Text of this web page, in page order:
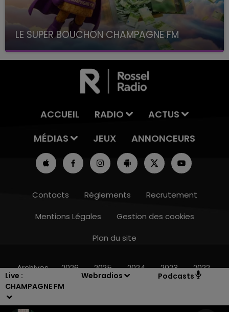
Live :
CHAMPAGNE FM
Webradios Podcasts
10h00 - 14h00
LE SUPER BOUCHON CHAMPAGNE FM
avec La Famille Champagne FM, à 8H10
ACCUEIL RADIO
ACTUS
MÉDIAS
JEUX ANNONCEURS
Contacts Règlements
Recrutement
Mentions Légales
Gestion des cookies
Plan du site
Archives 2026 2025 2024 2023 2022